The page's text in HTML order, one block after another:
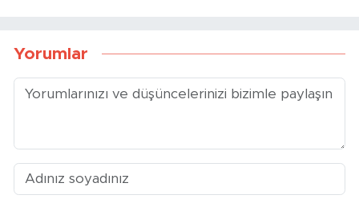
Yorumlar